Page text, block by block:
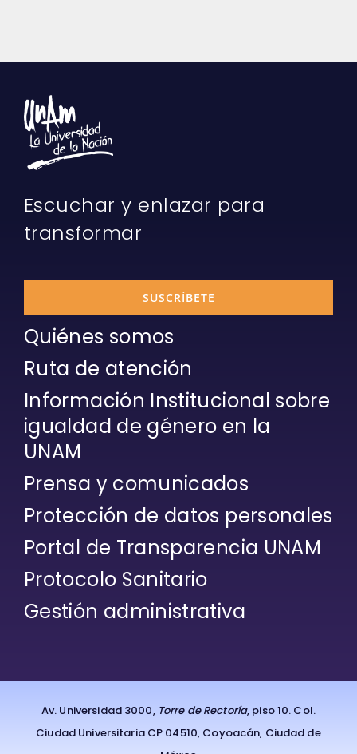
Escuchar y enlazar para
transformar
SUSCRÍBETE
Quiénes somos
Ruta de atención
Información Institucional sobre
igualdad de género en la
UNAM
Prensa y comunicados
Protección de datos personales
Portal de Transparencia UNAM
Protocolo Sanitario
Gestión administrativa
Av. Universidad 3000, Torre de Rectoría, piso 10. Col.
Ciudad Universitaria CP 04510, Coyoacán, Ciudad de